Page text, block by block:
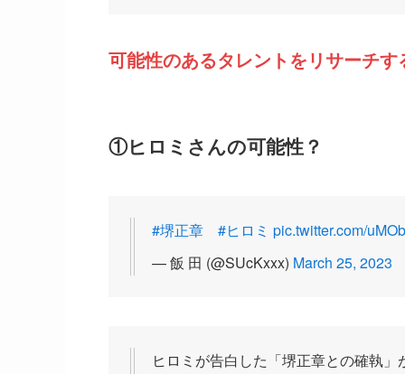
可能性のあるタレントをリサーチ
①ヒロミさんの可能性？
#堺正章 #ヒロミ pic.twitter.com/
— 飯 田 (@SUcKxxx) March 25, 2023
ヒロミが告白した「堺正章との確執